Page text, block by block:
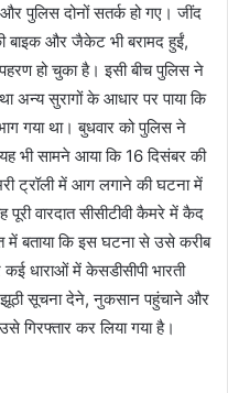
पुलिस दोनों सतर्क हो गए। जींद
बाइक और जैकेट भी बरामद हुईं,
हो चुका है। इसी बीच पुलिस ने
सुरागों के आधार पर पाया कि
गया था। बुधवार को पुलिस ने
भी सामने आया कि 16 दिसंबर की
ट्रॉली में आग लगाने की घटना में
वारदात सीसीटीवी कैमरे में कैद
में बताया कि इस घटना से उसे करीब
धाराओं में केसडीसीपी भारती
झूठी सूचना देने, नुकसान पहुंचाने और
गिरफ्तार कर लिया गया है।